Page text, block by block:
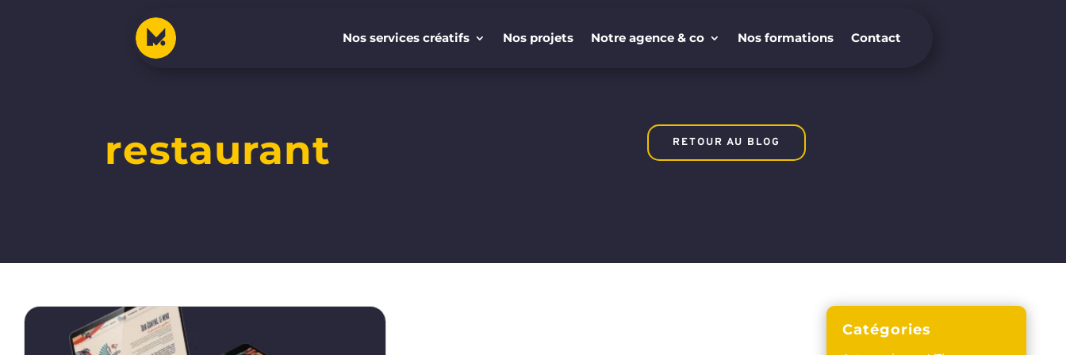
Nos services créatifs Nos projets Notre agence & co Nos formations Contact
Nos services créatifs Nos projets Notre agence & co Nos formations Contact
restaurant RETOUR AU BLOG
Catégories